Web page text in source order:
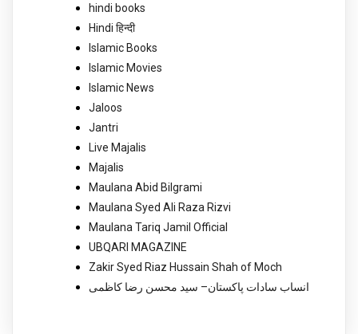
hindi books
Hindi हिन्दी
Islamic Books
Islamic Movies
Islamic News
Jaloos
Jantri
Live Majalis
Majalis
Maulana Abid Bilgrami
Maulana Syed Ali Raza Rizvi
Maulana Tariq Jamil Official
UBQARI MAGAZINE
Zakir Syed Riaz Hussain Shah of Moch
انساب سادات پاکستان– سید محسن رضا کاظمی